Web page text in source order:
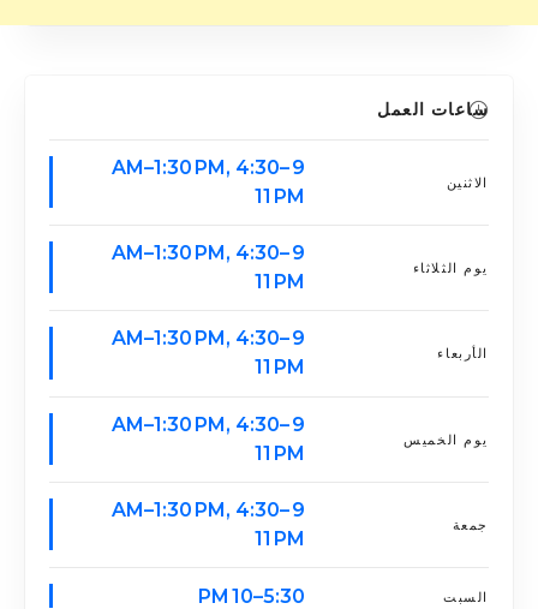
ساعات العمل
الاثنين
9 AM–1:30 PM, 4:30–
11 PM
يوم الثلاثاء
9 AM–1:30 PM, 4:30–
11 PM
الأربعاء
9 AM–1:30 PM, 4:30–
11 PM
يوم الخميس
9 AM–1:30 PM, 4:30–
11 PM
جمعة
9 AM–1:30 PM, 4:30–
11 PM
السبت 5:30–10 PM